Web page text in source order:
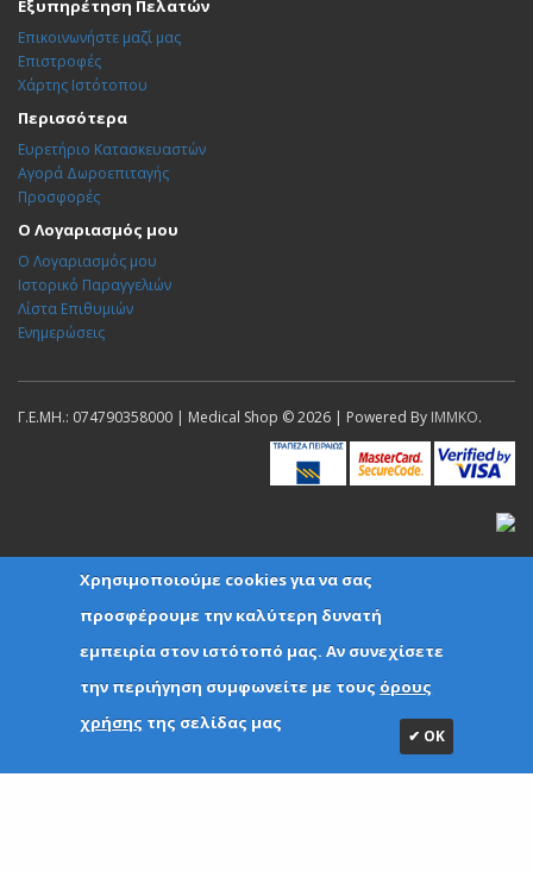
Εξυπηρέτηση Πελατών
Επικοινωνήστε μαζί μας
Επιστροφές
Χάρτης Ιστότοπου
Περισσότερα
Ευρετήριο Κατασκευαστών
Αγορά Δωροεπιταγής
Προσφορές
Ο Λογαριασμός μου
Ο Λογαριασμός μου
Ιστορικό Παραγγελιών
Λίστα Επιθυμιών
Ενημερώσεις
Γ.Ε.ΜΗ.: 074790358000 | Medical Shop © 2026 | Powered By IMMKO.
Χρησιμοποιούμε cookies για να σας
προσφέρουμε την καλύτερη δυνατή
εμπειρία στον ιστότοπό μας. Αν συνεχίσετε
την περιήγηση συμφωνείτε με τους όρους
χρήσης της σελίδας μας
✔ ΟΚ